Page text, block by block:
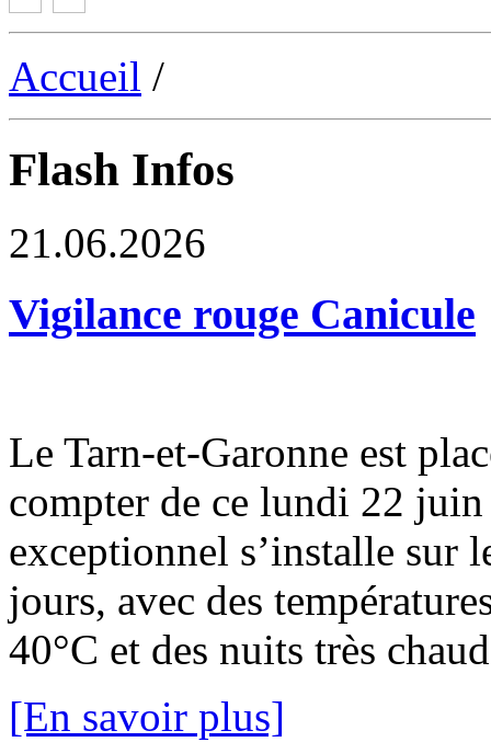
Accueil /
Flash Infos
21.06.2026
Vigilance rouge Canicule
Le Tarn-et-Garonne est
compter de ce lundi 22
exceptionnel s’installe sur
jours, avec des
40°C et des nuits très
[En savoir plus]